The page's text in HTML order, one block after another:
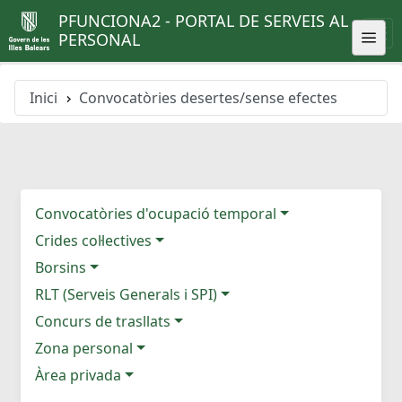
PFUNCIONA2 - PORTAL DE SERVEIS AL
PERSONAL
Inici Convocatòries desertes/sense efectes
Convocatòries d'ocupació temporal
Crides col·lectives
Borsins
RLT (Serveis Generals i SPI)
Concurs de trasllats
Zona personal
Àrea privada